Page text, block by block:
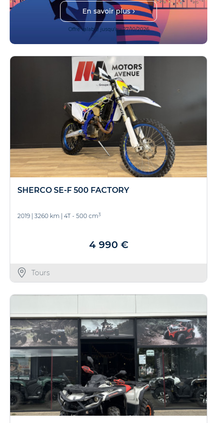
En savoir plus
Offre valable jusqu'au 27/10/2026
SHERCO SE-F 500 FACTORY
2019 3260 km 4T - 500 cm3
4 990 €
Tours